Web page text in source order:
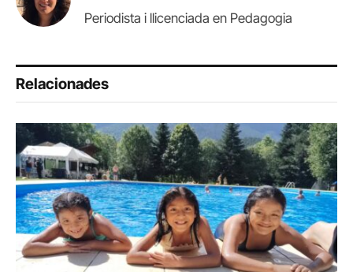
Periodista i llicenciada en Pedagogia
Relacionades